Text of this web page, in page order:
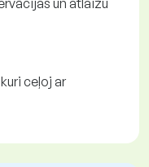
un atlaižu
ceļoj ar